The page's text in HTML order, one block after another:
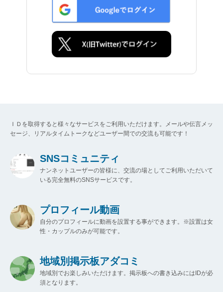
ＩＤを取得すると様々なサービスをご利用いただけます。メールや伝言メッ
セージ、リアルタイムトークなどユーザー間での交流も可能です！
SNSコミュニティ
ナンネットユーザーの皆様に、交流の場としてご利用いただいて
いる完全無料のSNSサービスです。
プロフィール動画
自分のプロフィールに動画を設置する事ができます。※設置は女
性・カップルのみが可能です。
地域別掲示板アダコミ
地域別でお楽しみいただけます。掲示板への書き込みにはIDが必
須となります。